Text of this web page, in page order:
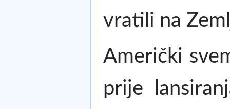
vratili na
Američki
prije